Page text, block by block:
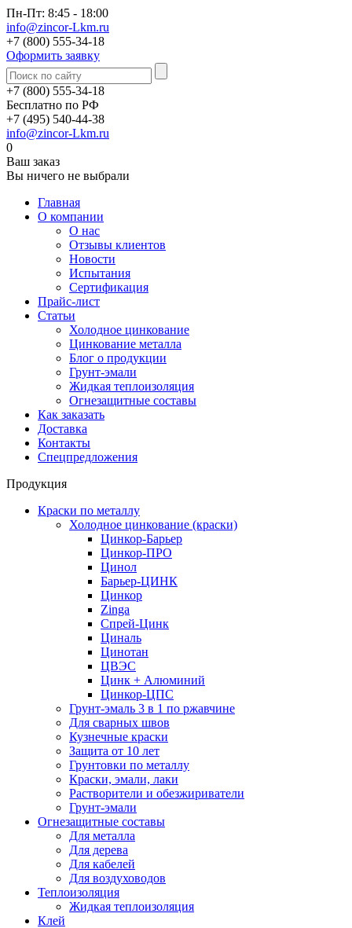
Пн-Пт: 8:45 - 18:00
info@zincor-Lkm.ru
+7 (800) 555-34-18
Оформить заявку
+7 (800) 555-34-18
Бесплатно по РФ
+7 (495) 540-44-38
info@zincor-Lkm.ru
0
Ваш заказ
Вы ничего не выбрали
Главная
О компании
О нас
Отзывы клиентов
Новости
Испытания
Сертификация
Прайс-лист
Статьи
Холодное цинкование
Цинкование металла
Блог о продукции
Грунт-эмали
Жидкая теплоизоляция
Огнезащитные составы
Как заказать
Доставка
Контакты
Спецпредложения
Продукция
Краски по металлу
Холодное цинкование (краски)
Цинкор-Барьер
Цинкор-ПРО
Цинол
Барьер-ЦИНК
Цинкор
Zinga
Спрей-Цинк
Циналь
Цинотан
ЦВЭС
Цинк + Алюминий
Цинкор-ЦПС
Грунт-эмаль 3 в 1 по ржавчине
Для сварных швов
Кузнечные краски
Защита от 10 лет
Грунтовки по металлу
Краски, эмали, лаки
Растворители и обезжириватели
Грунт-эмали
Огнезащитные составы
Для металла
Для дерева
Для кабелей
Для воздуховодов
Теплоизоляция
Жидкая теплоизоляция
Клей